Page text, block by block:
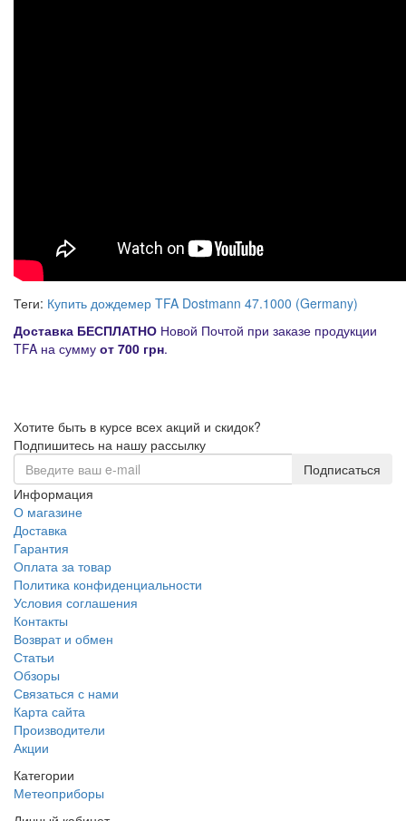
Теги: Купить дождемер TFA Dostmann 47.1000 (Germany)
Доставка БЕСПЛАТНО Новой Почтой при заказе продукции
TFA на сумму от 700 грн.
Хотите быть в курсе всех акций и скидок?
Подпишитесь на нашу рассылку
Подписаться
Информация
О магазине
Доставка
Гарантия
Оплата за товар
Политика конфиденциальности
Условия соглашения
Контакты
Возврат и обмен
Статьи
Обзоры
Связаться с нами
Карта сайта
Производители
Акции
Категории
Метеоприборы